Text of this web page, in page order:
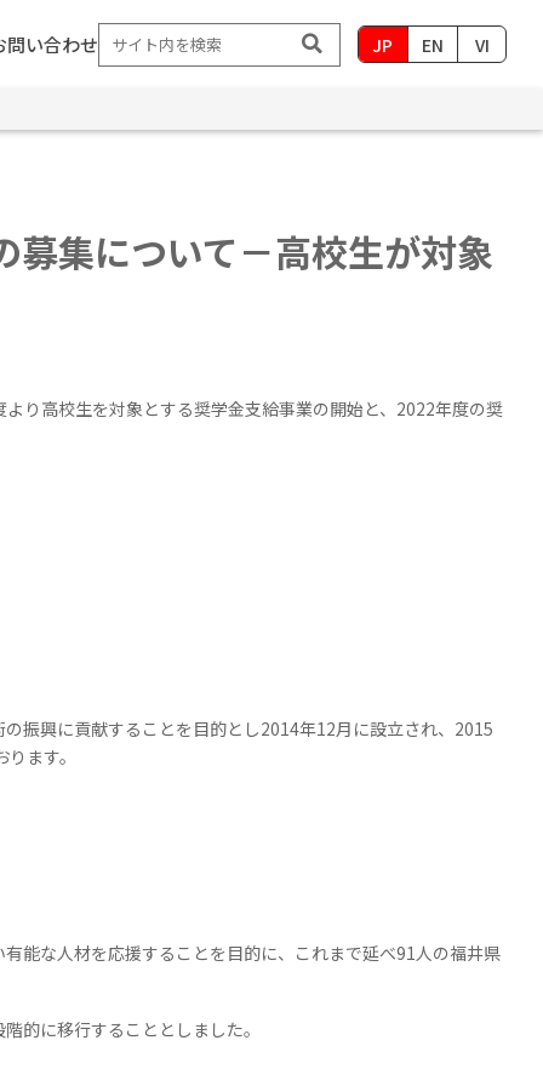
問い合わせ JP EN VI
集について－高校生が対象
高校生を対象とする奨学金支給事業の開始と、 2022年度の奨
振興に貢献することを目的とし2014年12月に設立され、 2015
ます。
能な人材を応援することを目的に、これまで延べ91人の福井県
的に移行することとしました。